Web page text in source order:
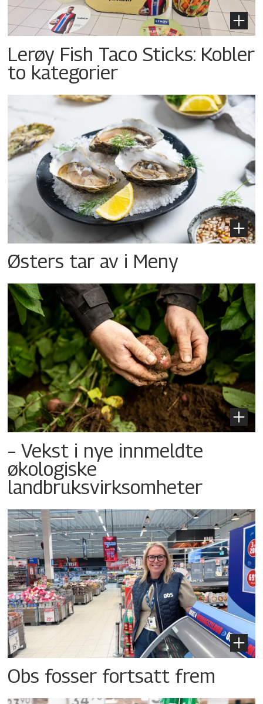
Lerøy Fish Taco Sticks: Kobler
to kategorier
Østers tar av i Meny
– Vekst i nye innmeldte
økologiske
landbruksvirksomheter
Obs fosser fortsatt frem